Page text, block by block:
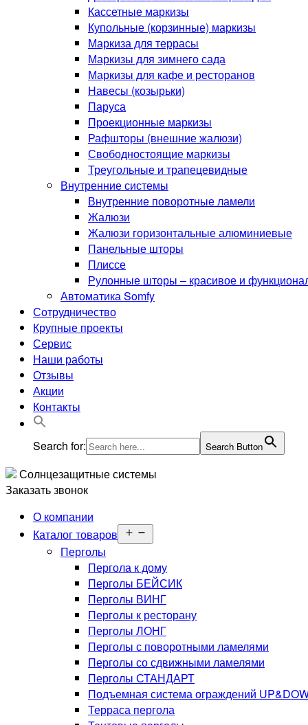
Кассетные маркизы
Купольные (корзинные) маркизы
Маркиза для террасы
Маркизы для зимнего сада
Маркизы для кафе и ресторанов
Навесы (козырьки)
Паруса
Проекционные маркизы
Рафшторы (внешние жалюзи)
Свободностоящие маркизы
Треугольные и трапецевидные
Внутренние системы
Внутренние поворотные ламели
Жалюзи
Жалюзи горизонтальные алюминиевые
Панельные шторы
Плиссе
Рулонные шторы – красивое и
Автоматика Somfy
Сотрудничество
Крупные проекты
Сервис
Наши работы
Отзывы
Акции
Контакты
Search for: Search Button
Солнцезащитные системы
Заказать звонок
О компании
Каталог товаров
меню
Перголы
Пергола к дому
Перголы БЕЙСИК
Перголы ВИНГ
Перголы к ресторану
Перголы ЛОНГ
Перголы с поворотными ламелями
Перголы со сдвижными ламелями
Перголы СТАНДАРТ
Подъемная система ограждений
Терраса пергола